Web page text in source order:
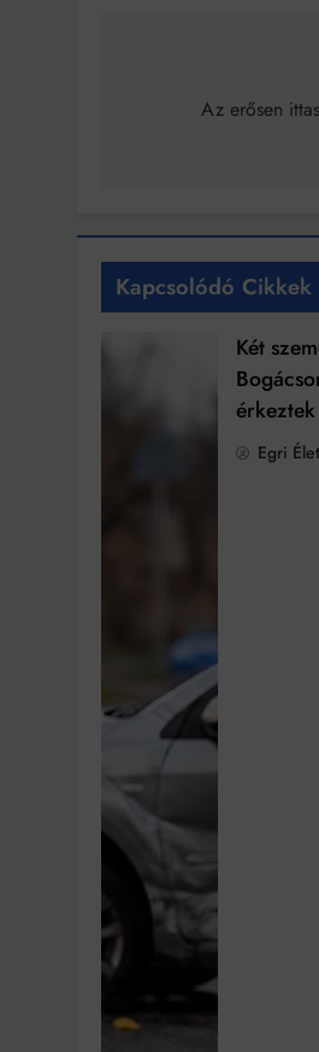
navigáció
Az erősen
Kapcsolódó Cikkek
Két
érkeztek
Egri Élet